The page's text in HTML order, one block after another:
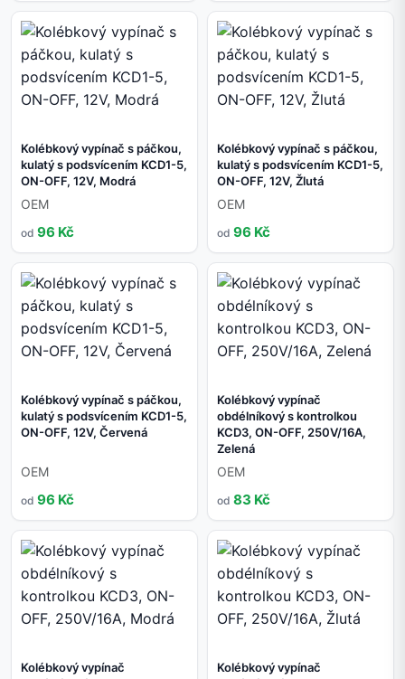
Kolébkový vypínač s páčkou,
kulatý s podsvícením KCD1-5,
ON-OFF, 12V, Modrá
OEM
od 96 Kč
Kolébkový vypínač s páčkou,
kulatý s podsvícením KCD1-5,
ON-OFF, 12V, Žlutá
OEM
od 96 Kč
Kolébkový vypínač s páčkou,
kulatý s podsvícením KCD1-5,
ON-OFF, 12V, Červená
OEM
od 96 Kč
Kolébkový vypínač
obdélníkový s kontrolkou
KCD3, ON-OFF, 250V/16A,
Zelená
OEM
od 83 Kč
Kolébkový vypínač
Kolébkový vypínač